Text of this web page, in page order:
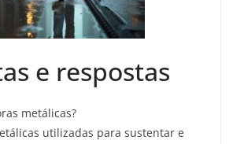
e respostas
metálicas?
utilizadas para sustentar e